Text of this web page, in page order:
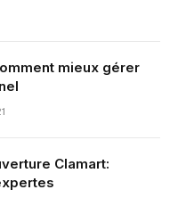
mieux gérer
Clamart: